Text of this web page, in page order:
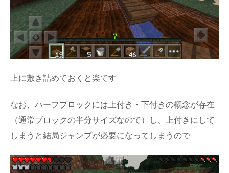
上に敷き詰めておくと楽です
なお、ハーフブロックには上付き・下付きの概念が存在
（通常ブロックの半分サイズなので）し、上付きにして
しまうと結局ジャンプが必要になってしまうので